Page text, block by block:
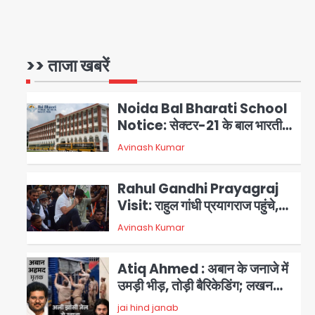
>> ताजा खबरें
1
ने जताया आभार
2
Noida Bal Bharati School
Notice: सेक्टर-21 के बाल भारती
स्कूल में बिना खिड़की-वेंटिलेशन
बेसमेंट में चल रही थी 8वीं की क्लास,
नोटिस
Avinash Kumar
3
Rahul Gandhi Prayagraj
Visit: राहुल गांधी प्रयागराज पहुंचे,
साथ में प्रियंका की बेटी मिराया; केपी
ग्राउंड में छात्रों से संवाद, सिर्फ 5
Avinash Kumar
Atiq Ahmed : अबान के जनाजे में
उमड़ी भीड़, तोड़ी बैरिकेडिंग; लखनऊ
जेल से लखनऊ पहुंचा उमर
jai hind janab